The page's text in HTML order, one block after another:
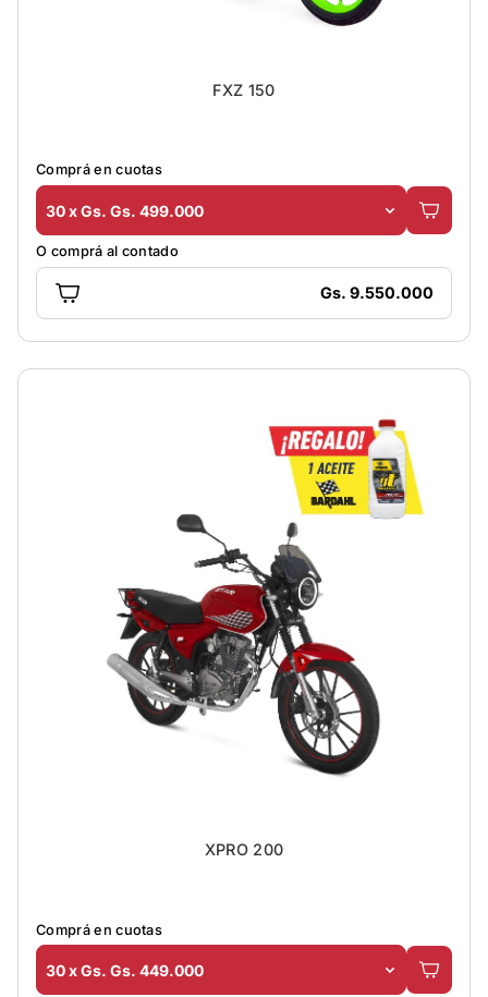
FXZ 150
Comprá en cuotas
30 x Gs. Gs. 499.000
O comprá al contado
Gs. 9.550.000
XPRO 200
Comprá en cuotas
30 x Gs. Gs. 449.000